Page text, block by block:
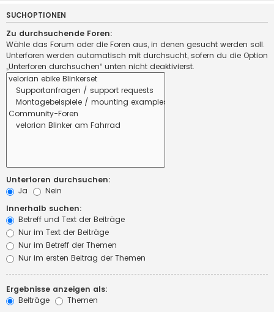
SUCHOPTIONEN
Zu durchsuchende Foren:
Wähle das Forum oder die Foren aus, in denen gesucht werden soll.
Unterforen werden automatisch mit durchsucht, sofern du die Option
„Unterforen durchsuchen“ unten nicht deaktivierst.
Unterforen durchsuchen:
Ja
Nein
Innerhalb suchen:
Betreff und Text der Beiträge
Nur im Text der Beiträge
Nur im Betreff der Themen
Nur im ersten Beitrag der Themen
Ergebnisse anzeigen als:
Beiträge
Themen